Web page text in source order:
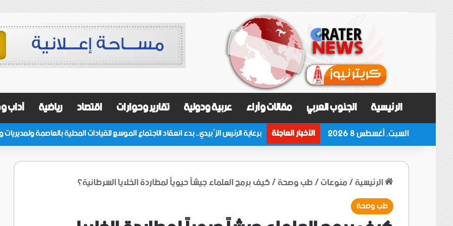
الرئيسية الجنوب العربي مقالات وآراء عربية ودولية تقارير وحوارات اقتصاد رياضية آداب
السبت, أغسطس 8 2026 الأخبار العاجلة
الرئيسية/منوعات/طب وصحة/كيف برمج العلماء جيشاً حيوياً لمطاردة الخلايا السرطانية؟
طب وصحة